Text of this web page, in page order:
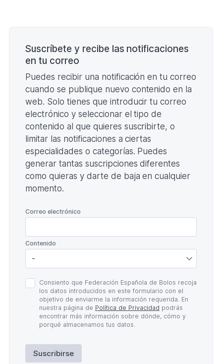
172,09
Suscríbete y recibe las notificaciones
en tu correo
Puedes recibir una notificación en tu correo
cuando se publique nuevo contenido en la
web. Solo tienes que introducir tu correo
electrónico y seleccionar el tipo de
contenido al que quieres suscribirte, o
limitar las notificaciones a ciertas
especialidades o categorías. Puedes
generar tantas suscripciones diferentes
como quieras y darte de baja en cualquier
momento.
Correo electrónico
Contenido
Política
de
Privacidad
Consiento que Federación Española de Bolos recoja
los datos introducidos en este formulario con el
objetivo de enviarme la información requerida. En
nuestra página de Política de Privacidad podrás
encontrar más información sobre dónde, cómo y
porqué almacenamos tus datos.
Suscribirse